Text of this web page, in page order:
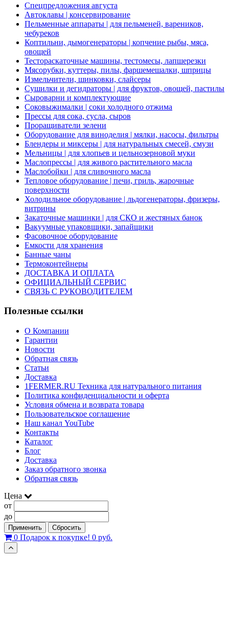
Спецпредложения августа
Автоклавы | консервирование
Пельменные аппараты | для пельменей, вареников,
чебуреков
Коптильни, дымогенераторы | копчение рыбы, мяса,
овощей
Тестораскаточные машины, тестомесы, лапшерезки
Мясорубки, куттеры, пилы, фаршемешалки, шприцы
Измельчители, шинковки, слайсеры
Сушилки и дегидраторы | для фруктов, овощей, пастилы
Сыроварни и комплектующие
Соковыжималки | соки холодного отжима
Прессы для сока, сусла, сыров
Проращиватели зелени
Оборудование для виноделия | мялки, насосы, фильтры
Блендеры и миксеры | для натуральных смесей, смузи
Мельницы | для хлопьев и цельнозерновой муки
Маслопрессы | для живого растительного масла
Маслобойки | для сливочного масла
Тепловое оборудование | печи, гриль, жарочные
поверхности
Холодильное оборудование | льдогенераторы, фризеры,
витрины
Закаточные машинки | для СКО и жестяных банок
Вакуумные упаковщики, запайщики
Фасовочное оборудование
Емкости для хранения
Банные чаны
Термоконтейнеры
ДОСТАВКА И ОПЛАТА
ОФИЦИАЛЬНЫЙ СЕРВИС
СВЯЗЬ С РУКОВОДИТЕЛЕМ
Полезные ссылки
О Компании
Гарантии
Новости
Обратная связь
Статьи
Доставка
1FERMER.RU Техника для натурального питания
Политика конфиденциальности и оферта
Условия обмена и возврата товара
Пользовательское соглашение
Наш канал YouTube
Контакты
Каталог
Блог
Доставка
Заказ обратного звонка
Обратная связь
Цена
от
до
Применить Сбросить
0 Подарок к покупке! 0 руб.